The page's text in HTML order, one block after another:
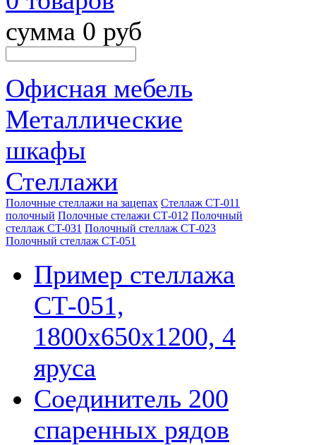
сумма 0 руб
Офисная мебель
Металлические
шкафы
Стеллажи
Полочные стеллажи на зацепах Стеллаж СТ-011
полочный Полочные стелажи СТ-012 Полочный
стеллаж CT-031 Полочный стеллаж СТ-023
Полочный стеллаж CT-051
Пример стеллажа
СТ-051,
1800х650х1200, 4
яруса
Соединитель 200
спаренных рядов